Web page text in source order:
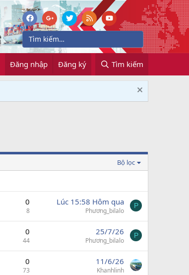
Đăng nhập Đăng ký Tìm kiếm
Bộ lọc
0
8
Lúc 15:58 Hôm qua
Phương_bilalo
P
0
44
25/7/26
Phương_bilalo
P
0
73
11/6/26
Khanhlinh